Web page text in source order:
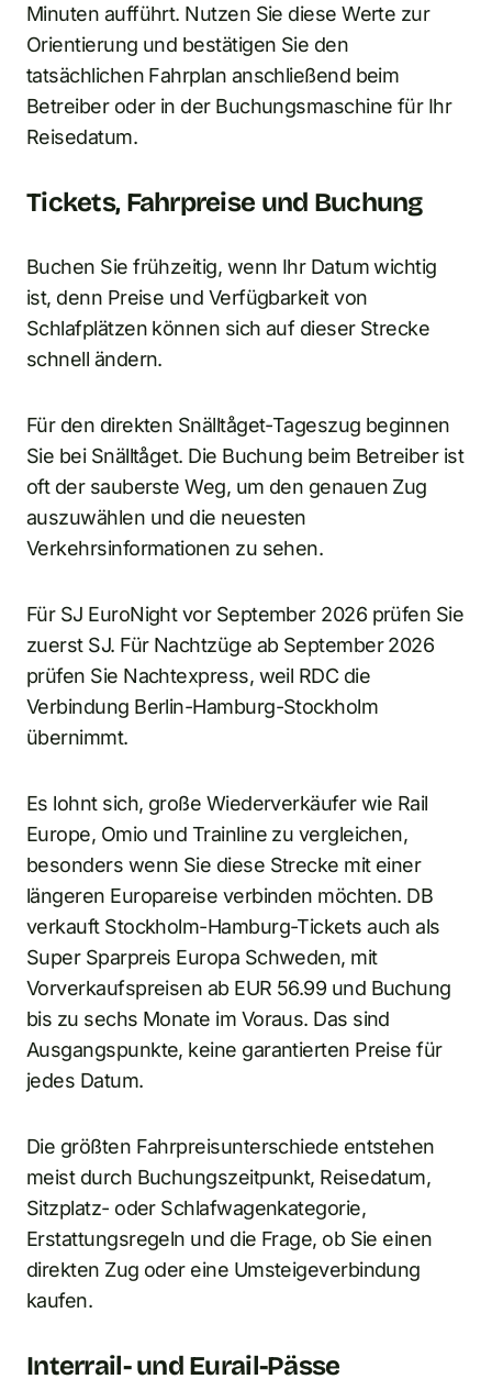
Minuten aufführt. Nutzen Sie diese Werte zur
Orientierung und bestätigen Sie den
tatsächlichen Fahrplan anschließend beim
Betreiber oder in der Buchungsmaschine für Ihr
Reisedatum.
Tickets, Fahrpreise und Buchung
Buchen Sie frühzeitig, wenn Ihr Datum wichtig
ist, denn Preise und Verfügbarkeit von
Schlafplätzen können sich auf dieser Strecke
schnell ändern.
Für den direkten Snälltåget-Tageszug beginnen
Sie bei Snälltåget. Die Buchung beim Betreiber ist
oft der sauberste Weg, um den genauen Zug
auszuwählen und die neuesten
Verkehrsinformationen zu sehen.
Für SJ EuroNight vor September 2026 prüfen Sie
zuerst SJ. Für Nachtzüge ab September 2026
prüfen Sie Nachtexpress, weil RDC die
Verbindung Berlin-Hamburg-Stockholm
übernimmt.
Es lohnt sich, große Wiederverkäufer wie Rail
Europe, Omio und Trainline zu vergleichen,
besonders wenn Sie diese Strecke mit einer
längeren Europareise verbinden möchten. DB
verkauft Stockholm-Hamburg-Tickets auch als
Super Sparpreis Europa Schweden, mit
Vorverkaufspreisen ab EUR 56.99 und Buchung
bis zu sechs Monate im Voraus. Das sind
Ausgangspunkte, keine garantierten Preise für
jedes Datum.
Die größten Fahrpreisunterschiede entstehen
meist durch Buchungszeitpunkt, Reisedatum,
Sitzplatz- oder Schlafwagenkategorie,
Erstattungsregeln und die Frage, ob Sie einen
direkten Zug oder eine Umsteigeverbindung
kaufen.
Interrail- und Eurail-Pässe